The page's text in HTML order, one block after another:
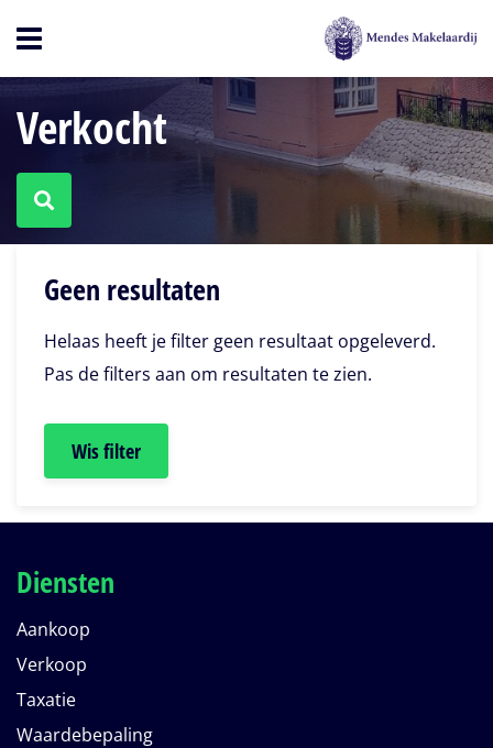
Open
menu
Verkocht
Geen resultaten
Helaas heeft je filter geen resultaat opgeleverd.
Pas de filters aan om resultaten te zien.
Wis filter
Diensten
Aankoop
Verkoop
Taxatie
Waardebepaling